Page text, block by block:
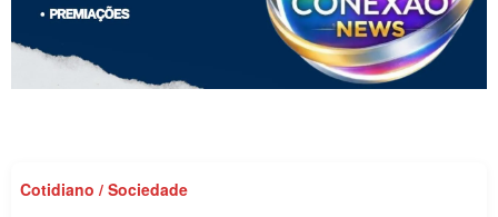
Cotidiano / Sociedade